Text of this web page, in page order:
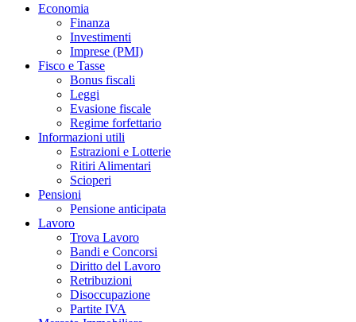
Economia
Finanza
Investimenti
Imprese (PMI)
Fisco e Tasse
Bonus fiscali
Leggi
Evasione fiscale
Regime forfettario
Informazioni utili
Estrazioni e Lotterie
Ritiri Alimentari
Scioperi
Pensioni
Pensione anticipata
Lavoro
Trova Lavoro
Bandi e Concorsi
Diritto del Lavoro
Retribuzioni
Disoccupazione
Partite IVA